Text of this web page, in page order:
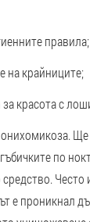
правила;
на крайниците;
красота с
онихомикоза.
по
Често
е проникнал